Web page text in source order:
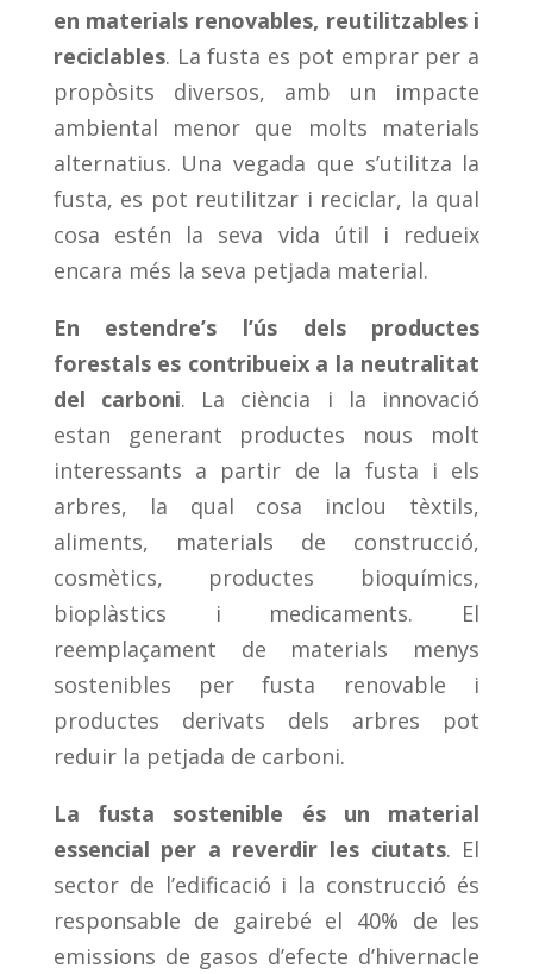
en materials renovables, reutilitzables i
reciclables. La fusta es pot emprar per a
propòsits diversos, amb un impacte
ambiental menor que molts materials
alternatius. Una vegada que s’utilitza la
fusta, es pot reutilitzar i reciclar, la qual
cosa estén la seva vida útil i redueix
encara més la seva petjada material.
En estendre’s l’ús dels productes
forestals es contribueix a la neutralitat
del carboni. La ciència i la innovació
estan generant productes nous molt
interessants a partir de la fusta i els
arbres, la qual cosa inclou tèxtils,
aliments, materials de construcció,
cosmètics, productes bioquímics,
bioplàstics i medicaments. El
reemplaçament de materials menys
sostenibles per fusta renovable i
productes derivats dels arbres pot
reduir la petjada de carboni.
La fusta sostenible és un material
essencial per a reverdir les ciutats. El
sector de l’edificació i la construcció és
responsable de gairebé el 40% de les
emissions de gasos d’efecte d’hivernacle